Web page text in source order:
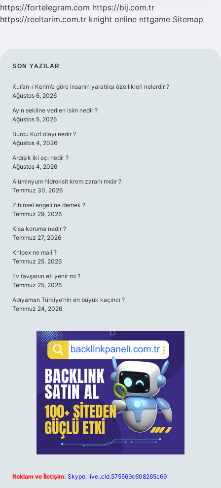
https://fortelegram.com https://bij.com.tr
https://reeltarim.com.tr knight online nttgame Sitemap
SIDEBAR
SON YAZILAR
Kur’an-ı Kerim’e göre insanın yaratılışı özellikleri nelerdir ?
Ağustos 6, 2026
Ayın sekline verilen isim nedir ?
Ağustos 5, 2026
Burcu Kurt olayı nedir ?
Ağustos 4, 2026
Ardışık iki açı nedir ?
Ağustos 4, 2026
Alüminyum hidroksit krem zararlı mıdır ?
Temmuz 30, 2026
Zihinsel engeli ne demek ?
Temmuz 29, 2026
Kısa koruma nedir ?
Temmuz 27, 2026
Knipex ne mali ?
Temmuz 25, 2026
Ev tavşanın eti yenir mi ?
Temmuz 25, 2026
Adıyaman Türkiye’nin en büyük kaçıncı ?
Temmuz 24, 2026
Reklam ve İletişim: Skype: live:.cid.575569c608265c69